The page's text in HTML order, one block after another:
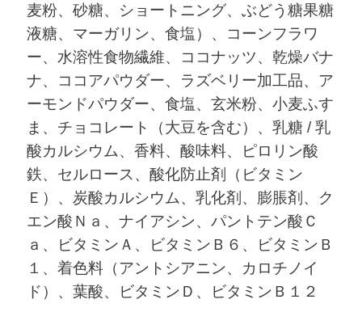
麦粉、砂糖、ショートニング、ぶどう糖果糖
液糖、マーガリン、食塩）、コーンフラワ
ー、水溶性食物繊維、ココナッツ、乾燥バナ
ナ、ココアパウダー、ラズベリー加工品、ア
ーモンドパウダー、食塩、玄米粉、小麦ふす
ま、チョコレート（大豆を含む）、乳糖 / 乳
酸カルシウム、香料、酸味料、ピロリン酸
鉄、セルロース、酸化防止剤（ビタミン
Ｅ）、炭酸カルシウム、乳化剤、膨脹剤、ク
エン酸Ｎａ、ナイアシン、パントテン酸Ｃ
ａ、ビタミンＡ、ビタミンＢ６、ビタミンＢ
１、着色料（アントシアニン、カロチノイ
ド）、葉酸、ビタミンＤ、ビタミンＢ１２